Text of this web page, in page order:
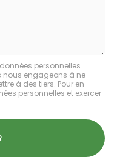
personnelles
nous engageons à ne
à des tiers. Pour en
personnelles et exercer